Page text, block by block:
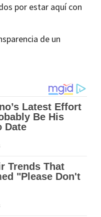
por estar aquí con
de un